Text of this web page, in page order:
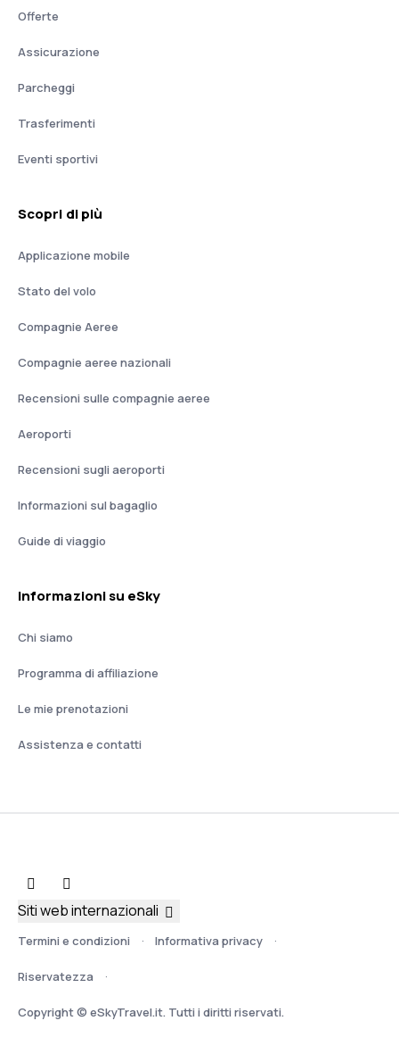
Offerte
Assicurazione
Parcheggi
Trasferimenti
Eventi sportivi
Scopri di più
Applicazione mobile
Stato del volo
Compagnie Aeree
Compagnie aeree nazionali
Recensioni sulle compagnie aeree
Aeroporti
Recensioni sugli aeroporti
Informazioni sul bagaglio
Guide di viaggio
Informazioni su eSky
Chi siamo
Programma di affiliazione
Le mie prenotazioni
Assistenza e contatti
Termini e condizioni Informativa privacy
Riservatezza
Copyright © eSkyTravel.it. Tutti i diritti riservati.
Siti web internazionali